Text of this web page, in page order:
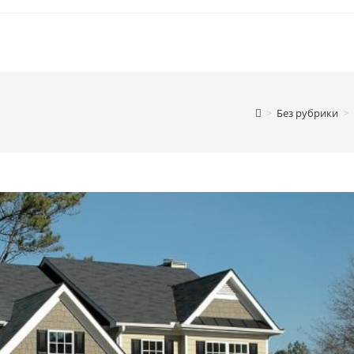
> Без рубрики >